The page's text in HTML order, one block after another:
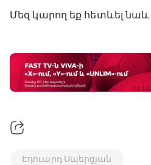
Մեզ կարող եք հետևել նաև
Էդուարդ Սպերցյան